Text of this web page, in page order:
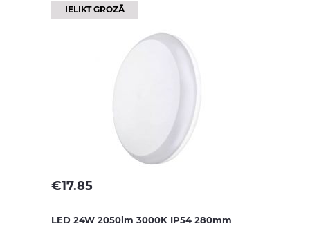
IELIKT GROZĀ
€17.85
LED 24W 2050lm 3000K IP54 280mm